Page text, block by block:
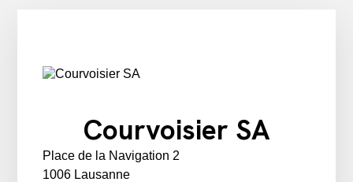
Courvoisier SA
Place de la Navigation 2
1006 Lausanne